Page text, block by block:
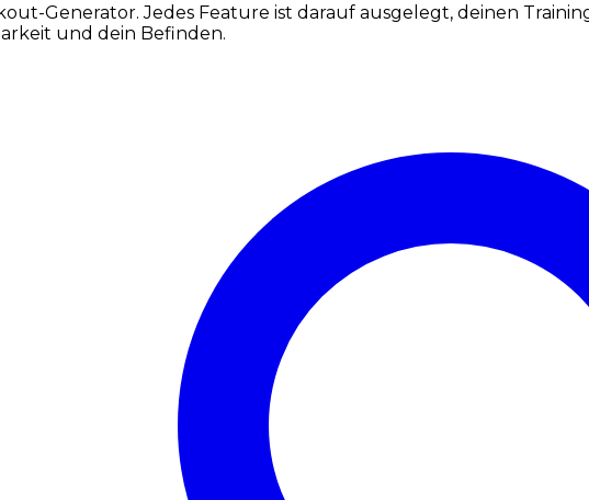
Generator. Jedes Feature ist darauf ausgelegt, deinen
und dein Befinden.